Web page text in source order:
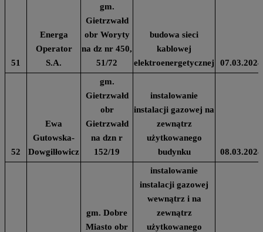
51
Energa
Operator
S.A.
gm.
Gietrzwałd
obr Woryty
na dz nr 450,
51/72
budowa sieci
kablowej
elektroenergetycznej
07.03.2024
52
Ewa
Gutowska-
Dowgilłowicz
gm.
Gietrzwałd
obr
Gietrzwałd
na dzn r
152/19
instalowanie
instalacji gazowej na
zewnątrz
użytkowanego
budynku
08.03.2024
gm. Dobre
Miasto obr
instalowanie
instalacji gazowej
wewnątrz i na
zewnątrz
użytkowanego